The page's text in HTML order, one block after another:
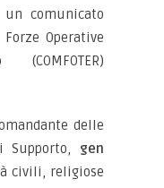
comunicato
Operative
delle
Supporto, gen
civili, religiose